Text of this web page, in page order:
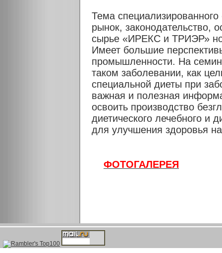
Тема
рынок, законодательство,
сырье «ИРЕКС и ТРИЭР»
Имеет большие
промышленности. На
таком заболевании, как
специальной диеты при
важная и полезная
освоить производство
диетического лечебного и
для улучшения здоровья
ФОТОГАЛЕРЕЯ